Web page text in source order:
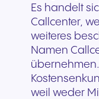
Es handelt
Callcenter,
weiteres
Namen
weil weder